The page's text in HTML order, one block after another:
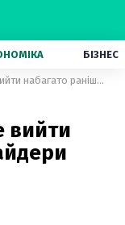
БІЗНЕС
Нова God of War може вийти набагато раніше: інсайдери розкрили терміни
вийти